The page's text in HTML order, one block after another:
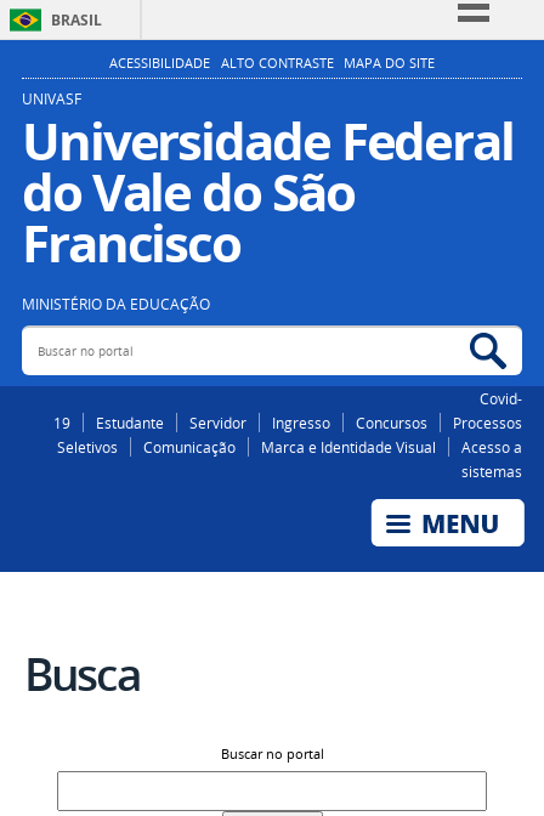
BRASIL
Simplifique!
Participe
Acesso à informação
Legislação
ACESSIBILIDADE ALTO CONTRASTE MAPA DO SITE
UNIVASF
Universidade Federal
do Vale do São
Francisco
MINISTÉRIO DA EDUCAÇÃO
Buscar no portal
Covid-
19
Estudante Servidor Ingresso Concursos
Processos
Seletivos
Comunicação Marca e Identidade Visual
Acesso a
sistemas
Busca
Buscar no portal